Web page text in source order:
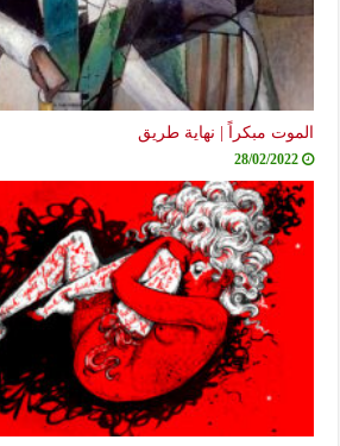
الموت مبكراً | نهاية طريق
28/02/2022